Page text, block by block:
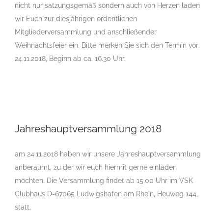
Jahreshauptversammlung 2018
nicht nur satzungsgemäß sondern auch von Herzen laden
wir Euch zur diesjährigen ordentlichen
Mitgliederversammlung und anschließender
Weihnachtsfeier ein. Bitte merken Sie sich den Termin vor:
24.11.2018, Beginn ab ca. 16.30 Uhr.
Jahreshauptversammlung 2018
am 24.11.2018 haben wir unsere Jahreshauptversammlung
anberaumt, zu der wir euch hiermit gerne einladen
möchten. Die Versammlung findet ab 15.00 Uhr im VSK
Clubhaus D-67065 Ludwigshafen am Rhein, Heuweg 144,
statt.